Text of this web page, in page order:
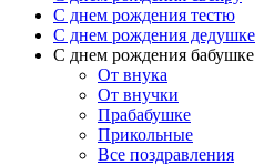
C днем рождения тестю
С днем рождения дедушке
С днем рождения бабушке
От внука
От внучки
Прабабушке
Прикольные
Все поздравления